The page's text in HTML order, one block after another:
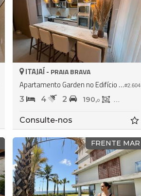
#2.604
ITAJAÍ - PRAIA BRAVA
Apartamento Garden no Edifício Brava Garden
3 4 2 190,0 133,
Consulte-nos
FRENTE MAR